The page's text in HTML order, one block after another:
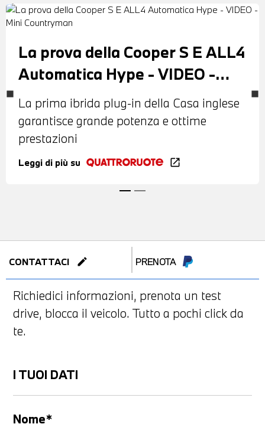
La prova della Cooper S E ALL4
Automatica Hype - VIDEO -
Mini Countryman
La prima ibrida plug-in della Casa inglese
garantisce grande potenza e ottime
prestazioni
Leggi di più su open_in_new
CONTATTACI edit PRENOTA
Richiedici informazioni, prenota un test
drive, blocca il veicolo. Tutto a pochi click da
te.
I TUOI DATI
Nome*